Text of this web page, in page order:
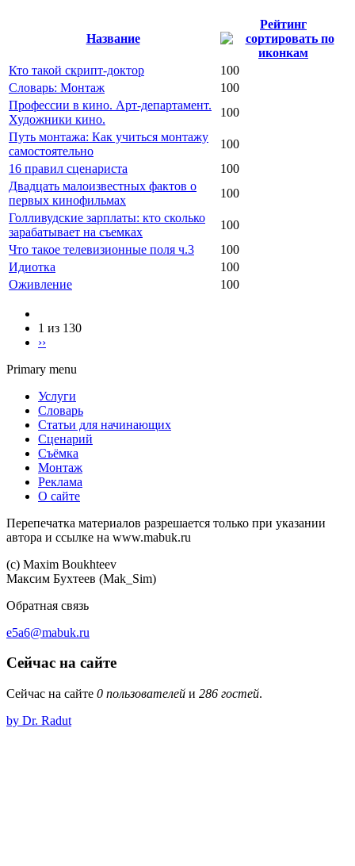
Название
Рейтинг
Кто такой скрипт-доктор
100
Словарь: Монтаж
100
Профессии в кино. Арт-департамент.
Художники кино.
100
Путь монтажа: Как учиться монтажу
самостоятельно
100
16 правил сценариста
100
Двадцать малоизвестных фактов о
первых кинофильмах
100
Голливудские зарплаты: кто сколько
зарабатывает на съемках
100
Что такое телевизионные поля ч.3
100
Идиотка
100
Оживление
100
1 из 130
››
Primary menu
Услуги
Словарь
Статьи для начинающих
Сценарий
Съёмка
Монтаж
Реклама
О сайте
Перепечатка материалов разрешается только при указании
автора и ссылке на www.mabuk.ru
(c) Maхim Boukhteev
Максим Бухтеев (Mak_Sim)
Обратная связь
e5a6@mabuk.ru
Сейчас на сайте
Сейчас на сайте 0 пользователей и 286 гостей.
by Dr. Radut